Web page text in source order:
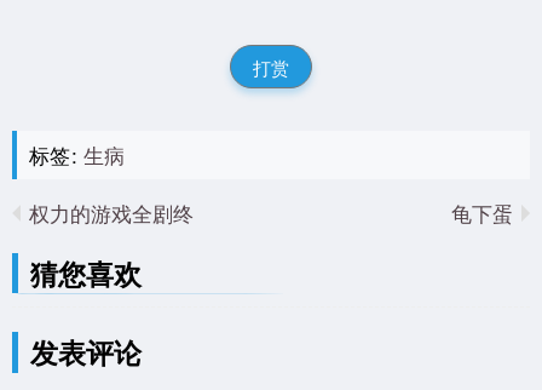
打赏
标签: 生病
权力的游戏全剧终
龟下蛋
猜您喜欢
发表评论